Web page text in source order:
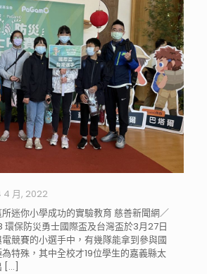
4 月, 2022
迷你小學成功的實驗教育 慈善新聞網／
保防災勇士國際盃及台灣盃於3月27日
競賽的小選手中，有幾隊能拿到參與國
特殊，其中全校才19位學生的嘉義縣太
[…]